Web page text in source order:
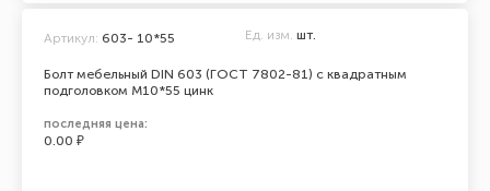
Болт мебельный DIN 603 (ГОСТ 7802-81) с квадратным
подголовком М10*55 цинк
Артикул: 603- 10*55 Ед. изм. шт.
последняя цена:
0.00 ₽